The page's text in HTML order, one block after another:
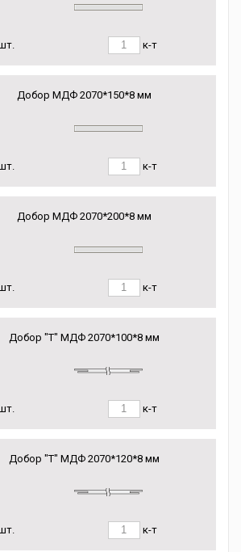
к-т
Добор МДФ 2070*150*8 мм
к-т
Добор МДФ 2070*200*8 мм
к-т
Добор "Т" МДФ 2070*100*8 мм
к-т
Добор "Т" МДФ 2070*120*8 мм
к-т